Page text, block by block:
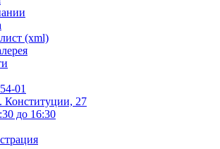
(xml)
01
Конституции, 27
до 16:30